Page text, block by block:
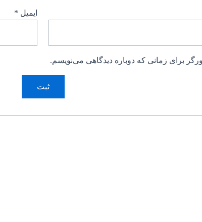
ایمیل *
برای زمانی که دوباره دیدگاهی می‌نویسم.